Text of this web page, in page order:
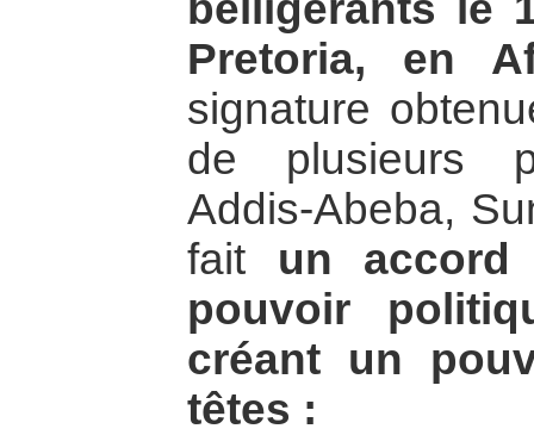
Pretoria, en
signature
de plusieurs
Addis-Abeba,
fait un
pouvoir
créant un
têtes :